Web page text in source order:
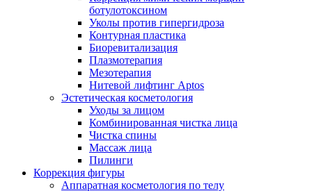
ботулотоксином
Уколы против гипергидроза
Контурная пластика
Биоревитализация
Плазмотерапия
Мезотерапия
Нитевой лифтинг Aptos
Эстетическая косметология
Уходы за лицом
Комбинированная чистка лица
Чистка спины
Массаж лица
Пилинги
Коррекция фигуры
Аппаратная косметология по телу